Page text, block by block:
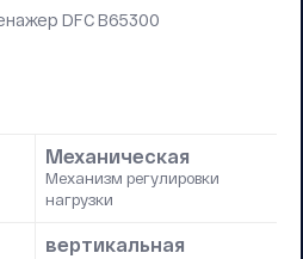
DFC B65300
Механическая
Механизм регулировки
нагрузки
вертикальная